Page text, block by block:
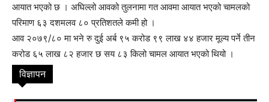
आयात भएको छ । अघिल्लो आवको तुलनामा गत आवमा आयात भएको चामलको
परिमाण ६३ दशमलव ८० प्रतिशतले कमी हो ।
आव २०७९/८० मा भने रु दुई अर्ब ९५ करोड ९९ लाख ४४ हजार मूल्य पर्ने तीन
करोड ६५ लाख ८२ हजार छ सय ८३ किलो चामल आयात भएको थियो ।
विज्ञापन